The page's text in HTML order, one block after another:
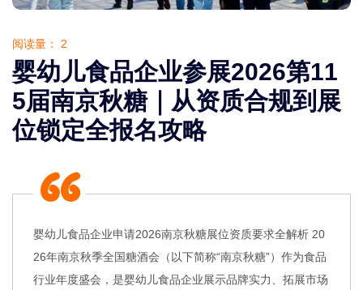
阅读量： 2
婴幼儿食品企业参展2026第11
5届南京秋糖｜从资质合规到展
位锁定全报名攻略
婴幼儿食品企业申请2026南京秋糖展位资质要求全解析 20
26年南京秋季全国糖酒会（以下简称“南京秋糖”）作为食品
行业年度盛会，是婴幼儿食品企业展示品牌实力、拓展市场